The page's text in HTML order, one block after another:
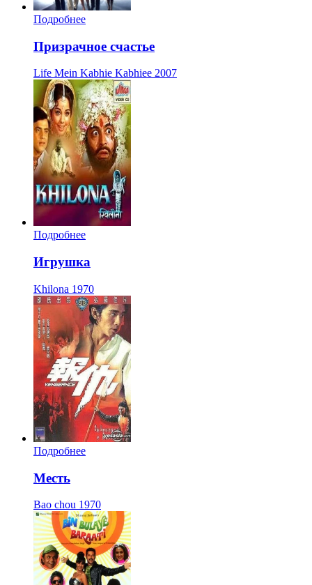
Подробнее
Призрачное счастье
Life Mein Kabhie Kabhiee 2007
Подробнее
Игрушка
Khilona 1970
Подробнее
Месть
Bao chou 1970